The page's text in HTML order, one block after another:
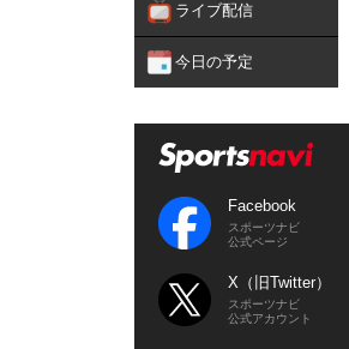
ライブ配信
今日の予定
Facebook
スポーツナビ
公式ページ
X（旧Twitter）
スポーツナビ
公式アカウント